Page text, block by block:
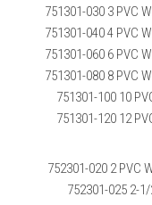
751301-030 3 PVC
751301-040 4 PVC
751301-060 6 PVC
751301-080 8 PVC
751301-100 10
751301-120 12
752301-020 2 PVC
752301-025 2-1/